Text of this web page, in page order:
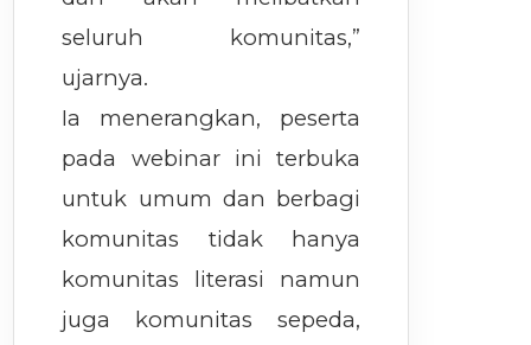
seluruh komunitas,”
ujarnya.
Ia menerangkan, peserta
pada webinar ini terbuka
untuk umum dan berbagi
komunitas tidak hanya
komunitas literasi namun
juga komunitas sepeda,